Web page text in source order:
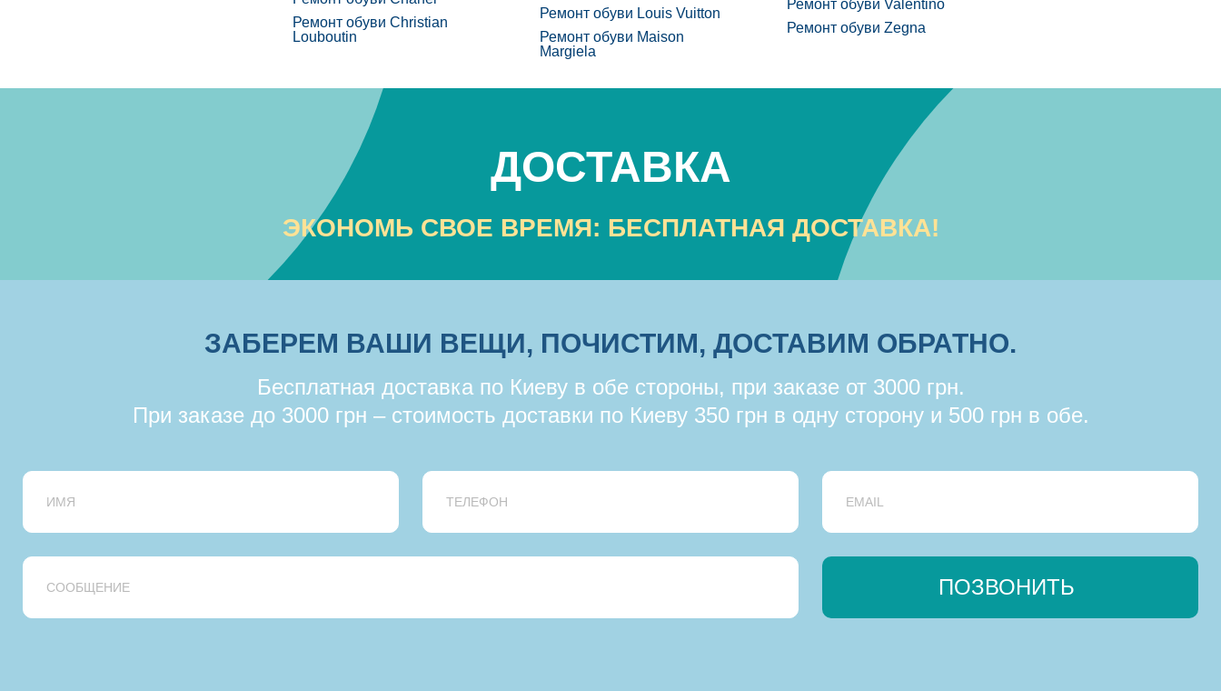
Ремонт обуви Christian
Louboutin
Ремонт обуви Louis Vuitton
Ремонт обуви Maison
Margiela
Ремонт обуви Valentino
Ремонт обуви Zegna
ДОСТАВКА
ЭКОНОМЬ СВОЕ ВРЕМЯ: БЕСПЛАТНАЯ ДОСТАВКА!
ЗАБЕРЕМ ВАШИ ВЕЩИ, ПОЧИСТИМ, ДОСТАВИМ ОБРАТНО.
Бесплатная доставка по Киеву в обе стороны, при заказе от 3000 грн.
При заказе до 3000 грн – стоимость доставки по Киеву 350 грн в одну сторону и 500 грн в обе.